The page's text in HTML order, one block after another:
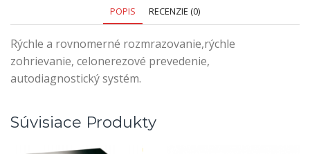
POPIS RECENZIE (0)
Rýchle a rovnomerné rozmrazovanie,rýchle
zohrievanie, celonerezové prevedenie,
autodiagnostický systém.
Súvisiace Produkty